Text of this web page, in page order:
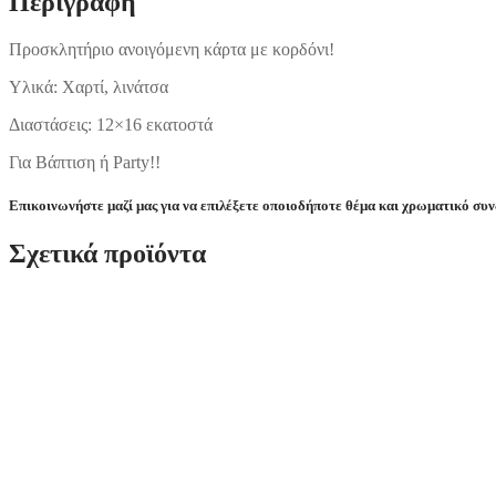
Προσκλητήριο ανοιγόμενη κάρτα με κορδόνι!
Υλικά: Χαρτί, λινάτσα
Διαστάσεις: 12×16 εκατοστά
Για Βάπτιση ή Party!!
Επικοινωνήστε μαζί μας για να επιλέξετε οποιοδήποτε θέμα και χρωματικό
Σχετικά προϊόντα